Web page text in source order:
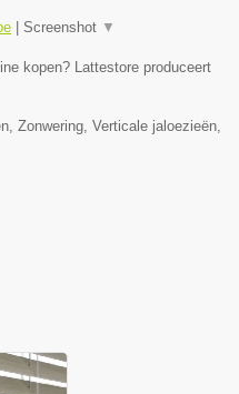
Screenshot ▼
kopen? Lattestore produceert
Zonwering, Verticale jaloezieën,